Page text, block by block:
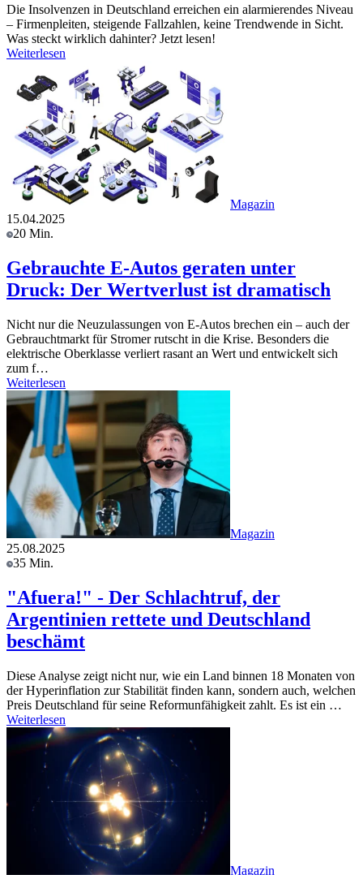
Die Insolvenzen in Deutschland erreichen ein alarmierendes Niveau
– Firmenpleiten, steigende Fallzahlen, keine Trendwende in Sicht.
Was steckt wirklich dahinter? Jetzt lesen!
Weiterlesen
Magazin
15.04.2025
20 Min.
Gebrauchte E-Autos geraten unter
Druck: Der Wertverlust ist dramatisch
Nicht nur die Neuzulassungen von E-Autos brechen ein – auch der
Gebrauchtmarkt für Stromer rutscht in die Krise. Besonders die
elektrische Oberklasse verliert rasant an Wert und entwickelt sich
zum f…
Weiterlesen
Magazin
25.08.2025
35 Min.
"Afuera!" - Der Schlachtruf, der
Argentinien rettete und Deutschland
beschämt
Diese Analyse zeigt nicht nur, wie ein Land binnen 18 Monaten von
der Hyperinflation zur Stabilität finden kann, sondern auch, welchen
Preis Deutschland für seine Reformunfähigkeit zahlt. Es ist ein …
Weiterlesen
Magazin